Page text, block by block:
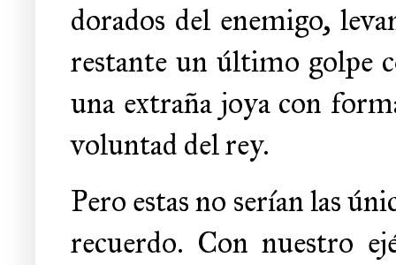
dorados del enemigo,
restante un último golpe
una extraña joya con
voluntad del rey.
Pero estas no serían las
recuerdo. Con nuestro